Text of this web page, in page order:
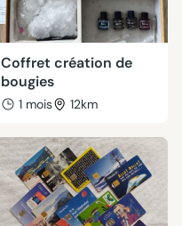
Coffret création de
bougies
1 mois 12km